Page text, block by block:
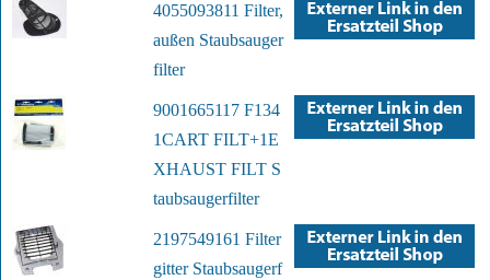
4055093811 Filter,
außen Staubsauger
filter
9001665117 F134
1CART FILT+1E
XHAUST FILT S
taubsaugerfilter
2197549161 Filter
gitter Staubsaugerf